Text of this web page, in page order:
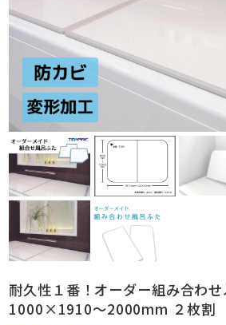
耐久性１番！オーダー組み合わ
1000×1910～2000mm ２枚割